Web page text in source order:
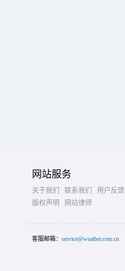
网站服务
关于我们 联系我们
用户反馈
版权声明
网站律师
客服邮箱： service@weather.com.cn